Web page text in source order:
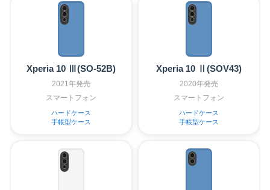
Xperia 10 Ⅲ(SO-52B)
2021年発売
スマートフォン
ハードケース
手帳型ケース
Xperia 10 Ⅱ(SOV43)
2020年発売
スマートフォン
ハードケース
手帳型ケース